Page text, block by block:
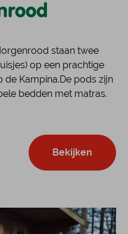
staan twee
op een prachtige
de Kampina.De pods zijn
bedden met matras.
Bekijken